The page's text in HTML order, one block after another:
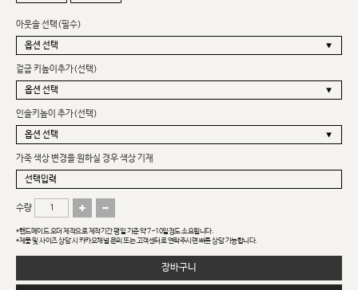
아웃솔 선택(필수)
겉굽 키높이추가(선택)
인솔키높이 추가(선택)
가죽 색상 변경을 원하실 경우 색상 기재
수량
*핸드메이드 오더 제작으로 제작기간 평일 기준 약 7~10일정도 소요됩니다.
*제품 및 사이즈 상담 시 카카오채널 문의 또는 고객센터로 연락주시면 빠른 상담 가능합니다.
장바구니